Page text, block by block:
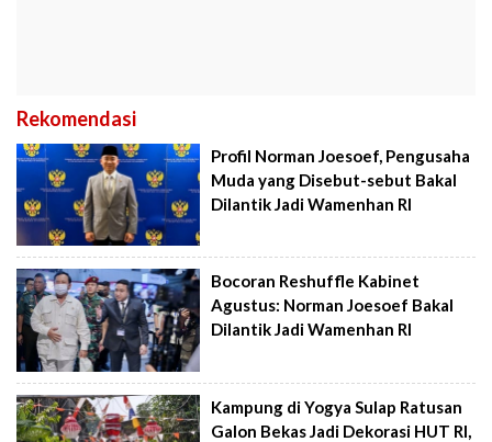
Rekomendasi
Profil Norman Joesoef, Pengusaha
Muda yang Disebut-sebut Bakal
Dilantik Jadi Wamenhan RI
Bocoran Reshuffle Kabinet
Agustus: Norman Joesoef Bakal
Dilantik Jadi Wamenhan RI
Kampung di Yogya Sulap Ratusan
Galon Bekas Jadi Dekorasi HUT RI,